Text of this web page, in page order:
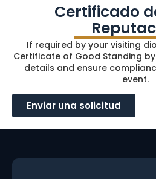
Certificado
If required by your visiting
Certificate of Good Standing
details and ensure
event.
Enviar una solicitud